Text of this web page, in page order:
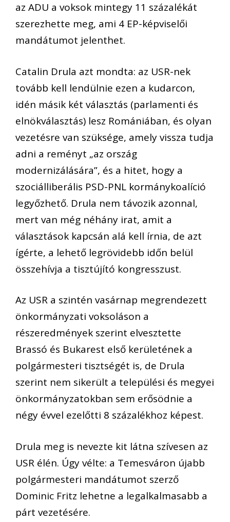
az ADU a voksok mintegy 11 százalékát
szerezhette meg, ami 4 EP-képviselői
mandátumot jelenthet.
Catalin Drula azt mondta: az USR-nek
tovább kell lendülnie ezen a kudarcon,
idén másik két választás (parlamenti és
elnökválasztás) lesz Romániában, és olyan
vezetésre van szüksége, amely vissza tudja
adni a reményt „az ország
modernizálására”, és a hitet, hogy a
szociálliberális PSD-PNL kormánykoalíció
legyőzhető. Drula nem távozik azonnal,
mert van még néhány irat, amit a
választások kapcsán alá kell írnia, de azt
ígérte, a lehető legrövidebb időn belül
összehívja a tisztújító kongresszust.
Az USR a szintén vasárnap megrendezett
önkormányzati voksoláson a
részeredmények szerint elvesztette
Brassó és Bukarest első kerületének a
polgármesteri tisztségét is, de Drula
szerint nem sikerült a települési és megyei
önkormányzatokban sem erősödnie a
négy évvel ezelőtti 8 százalékhoz képest.
Drula meg is nevezte kit látna szívesen az
USR élén. Úgy vélte: a Temesváron újabb
polgármesteri mandátumot szerző
Dominic Fritz lehetne a legalkalmasabb a
párt vezetésére.